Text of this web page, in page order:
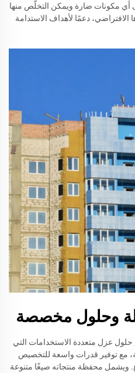
أي مكونات ضارة ويمكن التخلّص منها
الافتراضي، دعمًا لأهداف الاستدامة
وحلول مخصصة
عزل متعددة الاستخدامات التي
مع توفير قدرات واسعة للتخصيص
ويشمل محفظة منتجاته صيغًا متنوعة